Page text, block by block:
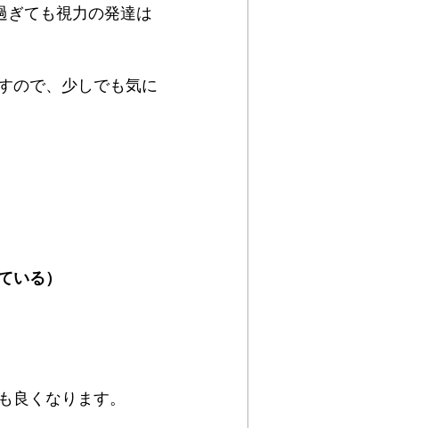
ぎても視力の発達は
ので、少しでも気に
る）
くなります。